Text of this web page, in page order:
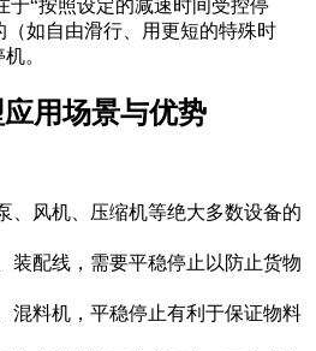
于“按照设定的减速时间受控停
（如自由滑行、用更短的特殊时
。
用场景与优势
、风机、压缩机等绝大多数设备的
装配线，需要平稳停止以防止货物
混料机，平稳停止有利于保证物料